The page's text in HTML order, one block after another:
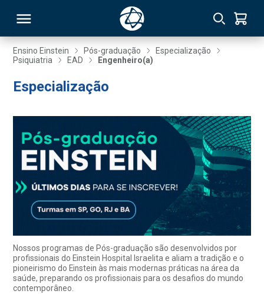
Ensino Einstein Pós-graduação
Especialização
Psiquiatria
EAD Engenheiro(a)
Especialização
Nossos programas de Pós-graduação são desenvolvidos por
profissionais do Einstein Hospital Israelita e aliam a tradição e o
pioneirismo do Einstein às mais modernas práticas na área da
saúde, preparando os profissionais para os desafios do mundo
contemporâneo.